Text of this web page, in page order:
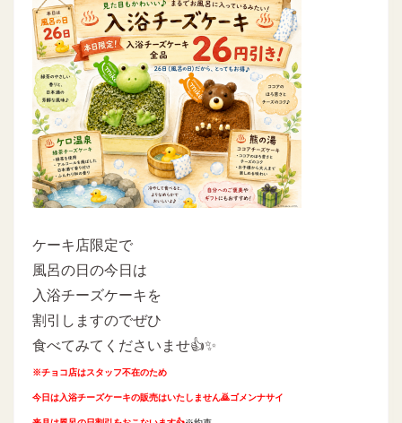
ケーキ店限定で
風呂の日の今日は
入浴チーズケーキを
割引しますのでぜひ
食べてみてくださいませ👍✨
※チョコ店はスタッフ不在のため
今日は入浴チーズケーキの販売はいたしません🙇ゴメンナサイ